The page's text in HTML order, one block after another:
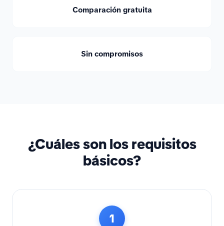
Comparación gratuita
Sin compromisos
¿Cuáles son los requisitos
básicos?
1